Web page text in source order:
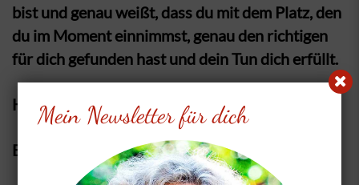
bist und genau weißt, dass du mit dem Platz, den
du im Moment einnimmst, genau den richtigen
für dich gefunden hast und dein Tun dich erfüllt.
Herzlichst
Barbara
Mein Newsletter für dich